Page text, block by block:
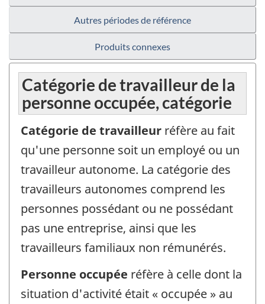
Autres périodes de référence
Produits connexes
Catégorie de travailleur de la
personne occupée, catégorie
Catégorie de travailleur réfère au fait
qu'une personne soit un employé ou un
travailleur autonome. La catégorie des
travailleurs autonomes comprend les
personnes possédant ou ne possédant
pas une entreprise, ainsi que les
travailleurs familiaux non rémunérés.
Personne occupée réfère à celle dont la
situation d'activité était « occupée » au